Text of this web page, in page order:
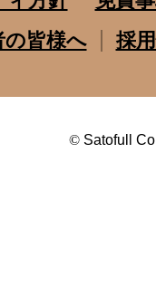
の皆様へ
採
© Satofull